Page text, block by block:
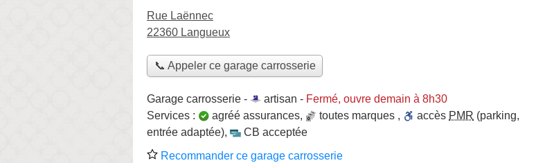
Rue Laënnec
22360 Langueux
📞 Appeler ce garage carrosserie
Garage carrosserie - artisan - Fermé, ouvre demain à 8h30
Services :
agréé assurances, toutes marques , accès PMR (parking,
entrée adaptée),
CB acceptée
Recommander ce garage carrosserie